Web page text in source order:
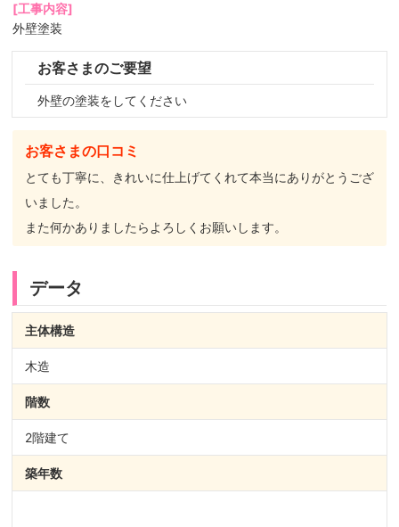
[工事内容]
外壁塗装
お客さまのご要望
外壁の塗装をしてください
お客さまの口コミ
とても丁寧に、きれいに仕上げてくれて本当にありがとうござ
いました。
また何かありましたらよろしくお願いします。
データ
主体構造
木造
階数
2階建て
築年数